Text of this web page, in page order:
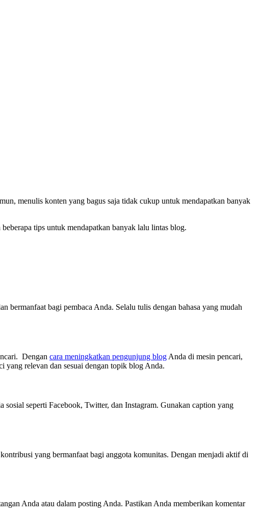
menulis konten yang bagus saja tidak cukup untuk mendapatkan banyak
tips untuk mendapatkan banyak lalu lintas blog.
bagi pembaca Anda. Selalu tulis dengan bahasa yang mudah
Dengan cara meningkatkan pengunjung blog Anda di mesin pencari,
yang relevan dan sesuai dengan topik blog Anda.
seperti Facebook, Twitter, dan Instagram. Gunakan caption yang
yang bermanfaat bagi anggota komunitas. Dengan menjadi aktif di
Anda atau dalam posting Anda. Pastikan Anda memberikan komentar